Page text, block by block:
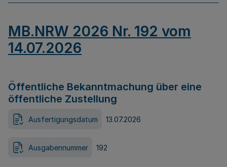
MB.NRW 2026 Nr. 192 vom
14.07.2026
Öffentliche Bekanntmachung über eine
öffentliche Zustellung
Ausfertigungsdatum 13.07.2026
Ausgabennummer 192